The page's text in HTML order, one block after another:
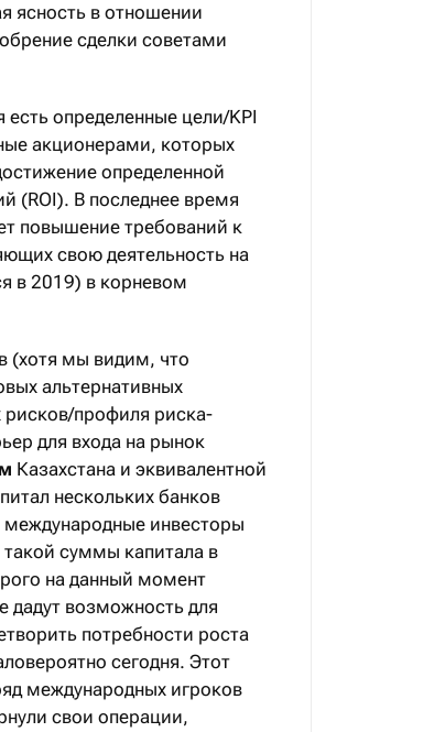
ясность в отношении
сделки советами
есть определенные цели/KPI
акционерами, которых
определенной
(ROI). В последнее время
повышение требований к
свою деятельность на
в 2019) в корневом
(хотя мы видим, что
альтернативных
рисков/профиля риска-
для входа на рынок
Казахстана и эквивалентной
нескольких банков
международные инвесторы
суммы капитала в
на данный момент
возможность для
потребности роста
сегодня. Этот
международных игроков
свои операции,